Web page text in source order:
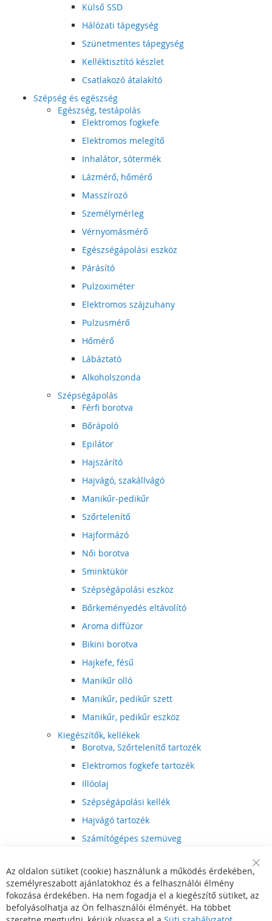
Külső SSD
Hálózati tápegység
Szünetmentes tápegység
Kelléktisztító készlet
Csatlakozó átalakító
Szépség és egészség
Egészség, testápolás
Elektromos fogkefe
Elektromos melegítő
Inhalátor, sótermék
Lázmérő, hőmérő
Masszírozó
Személymérleg
Vérnyomásmérő
Egészségápolási eszköz
Párásító
Pulzoximéter
Elektromos szájzuhany
Pulzusmérő
Hőmérő
Lábáztató
Alkoholszonda
Szépségápolás
Férfi borotva
Bőrápoló
Epilátor
Hajszárító
Hajvágó, szakállvágó
Manikűr-pedikűr
Szőrtelenítő
Hajformázó
Női borotva
Sminktükör
Szépségápolási eszköz
Bőrkeményedés eltávolító
Aroma diffúzor
Bikini borotva
Hajkefe, fésű
Manikűr olló
Manikűr, pedikűr szett
Manikűr, pedikűr eszköz
Kiegészítők, kellékek
Borotva, Szőrtelenítő tartozék
Elektromos fogkefe tartozék
Illóolaj
Szépségápolási kellék
Hajvágó tartozék
Számítógépes szemüveg
Hajvágó kiegészítő
Szórakoztató elektronika
Multimédia
DVD, BluRay lejátszó
Bar
Az oldalon sütiket (cookie) használunk a működés érdekében,
személyreszabott ajánlatokhoz és a felhasználói élmény
fokozása érdekében. Ha nem fogadja el a kiegészítő sütiket, az
befolyásolhatja az Ön felhasználói élményét. Ha többet